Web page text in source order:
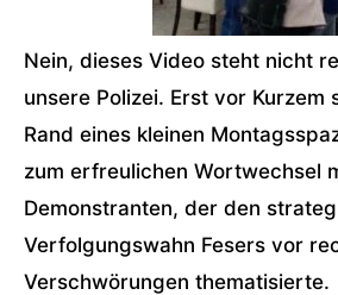
Nein, dieses Video steht nicht
unsere Polizei. Erst vor Kurzem
Rand eines kleinen
zum erfreulichen Wortwechsel
Demonstranten, der den
Verfolgungswahn Fesers vor
Verschwörungen thematisierte.